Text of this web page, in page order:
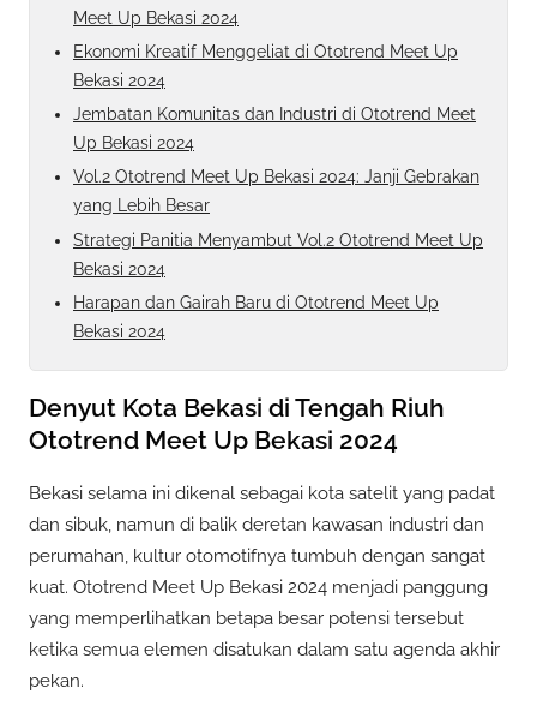
Meet Up Bekasi 2024
Ekonomi Kreatif Menggeliat di Ototrend Meet Up
Bekasi 2024
Jembatan Komunitas dan Industri di Ototrend Meet
Up Bekasi 2024
Vol.2 Ototrend Meet Up Bekasi 2024: Janji Gebrakan
yang Lebih Besar
Strategi Panitia Menyambut Vol.2 Ototrend Meet Up
Bekasi 2024
Harapan dan Gairah Baru di Ototrend Meet Up
Bekasi 2024
Denyut Kota Bekasi di Tengah Riuh
Ototrend Meet Up Bekasi 2024
Bekasi selama ini dikenal sebagai kota satelit yang padat
dan sibuk, namun di balik deretan kawasan industri dan
perumahan, kultur otomotifnya tumbuh dengan sangat
kuat. Ototrend Meet Up Bekasi 2024 menjadi panggung
yang memperlihatkan betapa besar potensi tersebut
ketika semua elemen disatukan dalam satu agenda akhir
pekan.